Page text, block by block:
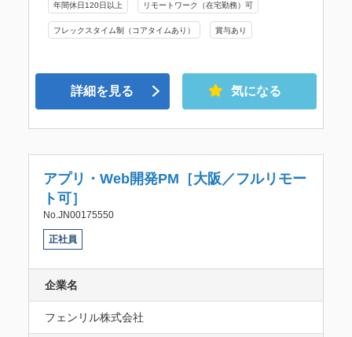
年間休日120日以上 リモートワーク（在宅勤務）可
フレックスタイム制（コアタイムあり） 賞与あり
詳細を見る 気になる
アプリ・Web開発PM［大阪／フルリモー
ト可］
No.JN00175550
正社員
企業名
フェンリル株式会社